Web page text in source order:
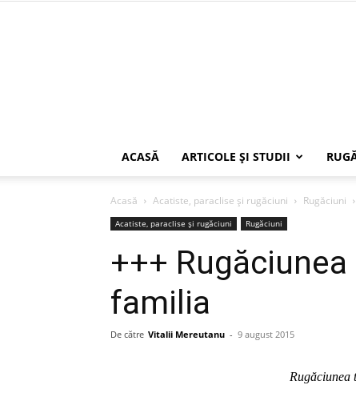
ACASĂ ARTICOLE ŞI STUDII
Acasă Acatiste, paraclise și rugăciuni Rugăciuni
Acatiste, paraclise și rugăciuni Rugăciuni
+++
familia
De către Vitalii Mereutanu - 9 august 2015
Rugăciunea